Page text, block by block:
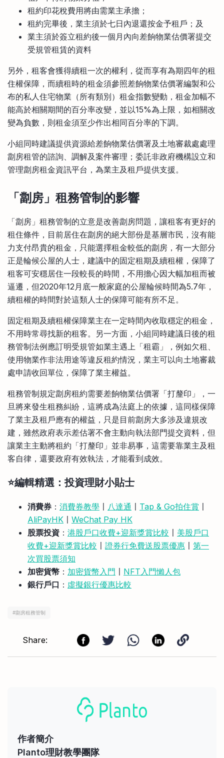
租約印花稅費用將由需業主承擔；
租約完畢後，業主須於七日內退還按金予租戶；及
業主須於簽立租約後一個月內向差餉物業估價署提交
受規管租賃的資料
另外，租客會獲得續租一次的權利，從而享有為期四年的租
住權保障，而續租時的租金須參照差餉物業估價署編製和公
布的私人住宅物業（所有類別）租金指數變動，租金加幅不
能高於相關期間的百分率改變，並以15%為上限，如相關改
變為負數，則租金須至少作出相同百分率的下調。
小組同時建議提供資源給差餉物業估價署及土地審裁處處理
劏房租管的諮詢、調解及案件審理；委託非政府機構設立和
管理劏房租金資訊平台，為業主及租戶提供支援。
「劏房」租務管制的影響
「劏房」租務管制的立意是改善劏房問題，讓租客有更好的
租住條件，目前居住在劏房的絕大部份是基層市民，沒有能
力支付昂貴的租金，只能選擇租金較低的劏房，有一大部分
正是輪候公屋的人士，建議中的固定租期及續租權，保障了
租客可安穩居住一段較長的時間，不用擔心因大幅加租而被
逼遷，但2020年12月底一般家庭的公屋輪候時間為5.7年，
續租權的時間對於這類人士的保障可能有所不足。
固定租期及續租權保障業主在一定時間內收取穩定的租金，
不用時常尋找新的租客。另一方面，小組同時建議日後的租
務管制法例應訂明受規管如業主遇上「租霸」，例如欠租、
使用物業作非法用途等違反租約情況，業主可以向土地審裁
處申請收回單位，保障了業主權益。
租務管制規定劏房租約需要差餉物業估價署「打釐印」，一
旦將來發生租務糾紛，這將成為法庭上的依據，這同樣保障
了業主及租戶應有的權益，只是目前劏房大多涉及違規改
建，雖然政府表示差估署不會主動向執法部門提交資料，但
讓業主主動將租約「打釐印」並非易事，這需要靠業主及租
客自律，還要政府有效執法，才能看到成效。
⭐️編輯精選：投資理財小貼士
消費券 ： 消費券教學 〡 八達通 〡 Tap & Go拍住賞 〡
AliPayHK 〡 WeChat Pay HK
股票投資 ： 港股戶口收費+迎新獎賞比較 〡 美股戶口
收費+迎新獎賞比較 〡 證券行免費送股票優惠 〡 第一
次買股票須知
加密貨幣 ： 加密貨幣入門 〡 NFT入門懶人包
銀行戶口 ： 虛擬銀行優惠比較
#劏房租務管制
Share:
作者簡介
Planto理財教學團隊